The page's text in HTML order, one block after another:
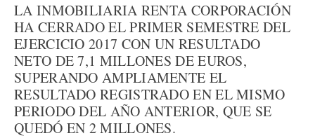
LA INMOBILIARIA RENTA CORPORACIÓN
HA CERRADO EL PRIMER SEMESTRE DEL
EJERCICIO 2017 CON UN RESULTADO
NETO DE 7,1 MILLONES DE EUROS,
SUPERANDO AMPLIAMENTE EL
RESULTADO REGISTRADO EN EL MISMO
PERIODO DEL AÑO ANTERIOR, QUE SE
QUEDÓ EN 2 MILLONES.